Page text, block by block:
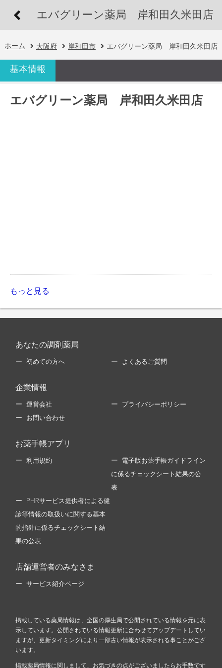
エバグリーン薬局 岸和田久米田店
ホーム 大阪府 岸和田市 エバグリーン薬局 岸和田久米田店
基本情報
エバグリーン薬局 岸和田久米田店
もっと見る
あなたの調剤薬局
初めての方へ よくあるご質問
企業情報
運営会社 プライバシーポリシー
お問い合わせ
お薬手帳アプリ
利用規約 電子版お薬手帳ガイドライン
に係るチェックシート結果の公
表
PHRサービス提供者による健
診等情報の取扱いに関する基本
的指針に係るチェックシート結
果の公表
店舗運営者のみなさま
サービス紹介ページ
掲載している薬局情報は、全国の厚生局で公開されている情報を元に表
示しています。公開されている情報更新に合わせてアップデートしてい
ますが、更新タイミングにより一部古い情報が表示される事ことがござ
います。
掲載薬局情報に関しまして、お気づきの点がございましたらお手数です